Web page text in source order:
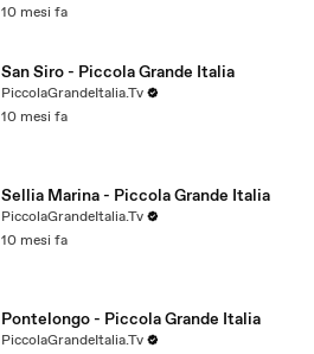
10 mesi fa
San Siro - Piccola Grande Italia
PiccolaGrandeItalia.Tv
10 mesi fa
Sellia Marina - Piccola Grande Italia
PiccolaGrandeItalia.Tv
10 mesi fa
Pontelongo - Piccola Grande Italia
PiccolaGrandeItalia.Tv